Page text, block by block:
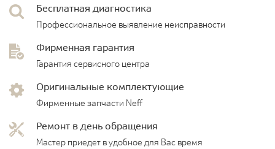
Бесплатная диагностика
Профессиональное выявление неисправности
Фирменная гарантия
Гарантия сервисного центра
Оригинальные комплектующие
Фирменные запчасти Neff
Ремонт в день обращения
Мастер приедет в удобное для Вас время